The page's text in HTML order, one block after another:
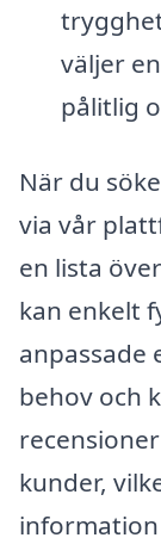
väljer
pålitlig
När du
via vår
en lista
kan enkelt
anpassade
behov och
kunder,